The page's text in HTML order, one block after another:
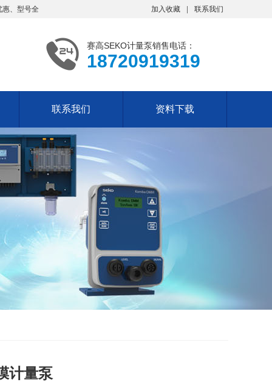
、型号全 加入收藏 联系我们
赛高SEKO计量泵销售电话：
18720919319
联系我们 资料下载
计量泵